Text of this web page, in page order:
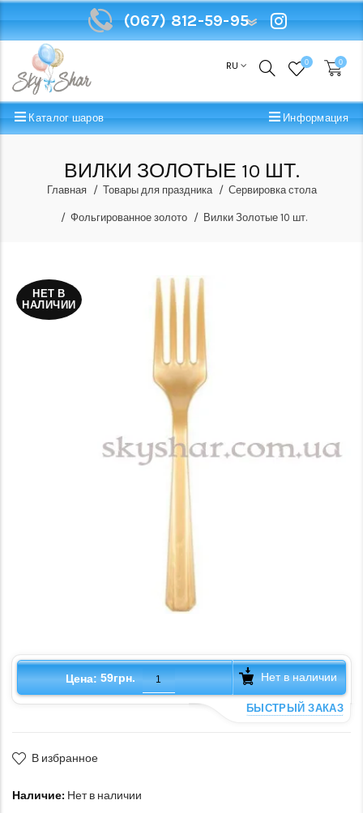
(067) 812-59-95
RU 0 0
Каталог шаров Информация
ВИЛКИ ЗОЛОТЫЕ 10 ШТ.
Главная Товары для праздника Сервировка стола
Фольгированное золото Вилки Золотые 10 шт.
НЕТ В
НАЛИЧИИ
Цена: 59грн. Нет в наличии
БЫСТРЫЙ ЗАКАЗ
В избранное
Наличие: Нет в наличии